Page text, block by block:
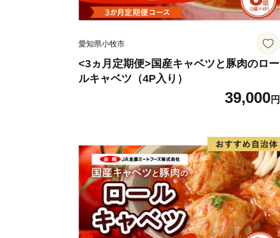
愛知県小牧市
<3ヵ月定期便>国産キャベツと豚肉のロー
ルキャベツ（4P入り）
39,000円